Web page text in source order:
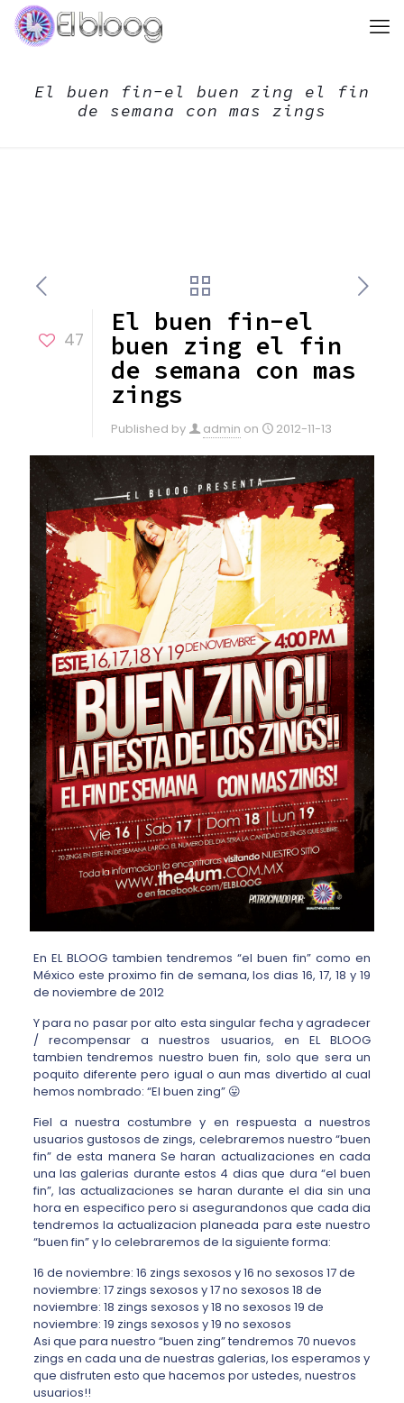
El buen fin-el buen zing el fin
de semana con mas zings
47
El buen fin-el
buen zing el fin
de semana con mas
zings
Published by admin on 2012-11-13
En EL BLOOG tambien tendremos “el buen fin” como en
México este proximo fin de semana, los dias 16, 17, 18 y 19
de noviembre de 2012
Y para no pasar por alto esta singular fecha y agradecer
/ recompensar a nuestros usuarios, en EL BLOOG
tambien tendremos nuestro buen fin, solo que sera un
poquito diferente pero igual o aun mas divertido al cual
hemos nombrado: “El buen zing” 😛
Fiel a nuestra costumbre y en respuesta a nuestros
usuarios gustosos de zings, celebraremos nuestro “buen
fin” de esta manera Se haran actualizaciones en cada
una las galerias durante estos 4 dias que dura “el buen
fin”, las actualizaciones se haran durante el dia sin una
hora en especifico pero si asegurandonos que cada dia
tendremos la actualizacion planeada para este nuestro
“buen fin” y lo celebraremos de la siguiente forma:
16 de noviembre: 16 zings sexosos y 16 no sexosos 17 de
noviembre: 17 zings sexosos y 17 no sexosos 18 de
noviembre: 18 zings sexosos y 18 no sexosos 19 de
noviembre: 19 zings sexosos y 19 no sexosos
Asi que para nuestro “buen zing” tendremos 70 nuevos
zings en cada una de nuestras galerias, los esperamos y
que disfruten esto que hacemos por ustedes, nuestros
usuarios!!